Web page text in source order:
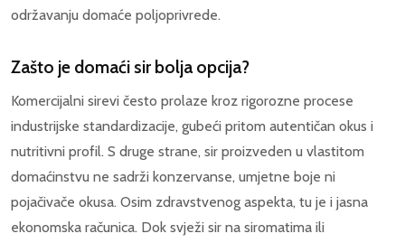
održavanju domaće poljoprivrede.
Zašto je domaći sir bolja opcija?
Komercijalni sirevi često prolaze kroz rigorozne procese
industrijske standardizacije, gubeći pritom autentičan okus i
nutritivni profil. S druge strane, sir proizveden u vlastitom
domaćinstvu ne sadrži konzervanse, umjetne boje ni
pojačivače okusa. Osim zdravstvenog aspekta, tu je i jasna
ekonomska računica. Dok svježi sir na siromatima ili